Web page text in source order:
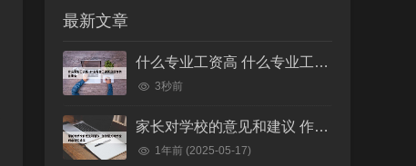
最新文章
什么专业工资高 什么专业工资高且适合物化生女
3秒前
家长对学校的意见和建议 作为家长对学校的意见和建议
1年前 (2025-05-17)